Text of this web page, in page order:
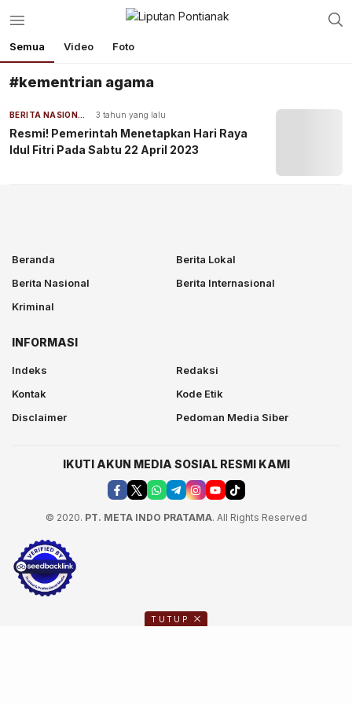
Semua Video Foto
#kementrian agama
BERITA NASIONAL 3 tahun yang lalu
Resmi! Pemerintah Menetapkan Hari Raya
Idul Fitri Pada Sabtu 22 April 2023
Beranda
Berita Lokal
Berita Nasional
Berita Internasional
Kriminal
INFORMASI
Indeks
Redaksi
Kontak
Kode Etik
Disclaimer
Pedoman Media Siber
IKUTI AKUN MEDIA SOSIAL RESMI KAMI
© 2020. PT. META INDO PRATAMA. All Rights Reserved
TUTUP